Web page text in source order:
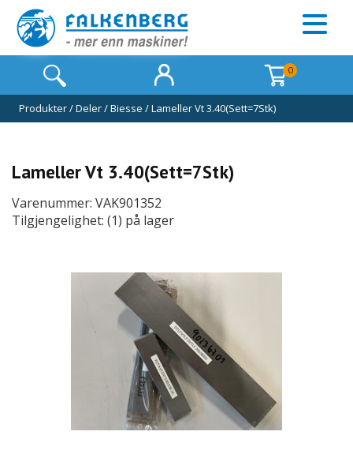
0
Produkter/Deler/Biesse /Lameller Vt 3.40(Sett=7Stk)
Lameller Vt 3.40(Sett=7Stk)
Varenummer: VAK901352
Tilgjengelighet: (1) på lager